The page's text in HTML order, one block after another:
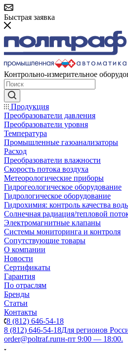
Быстрая заявка
Контрольно-измерительное
Продукция
Преобразователи давления
Преобразователи уровня
Температура
Промышленные газоанализаторы
Расход
Преобразователи влажности
Скорость потока воздуха
Метеорологические приборы
Гидрогеологическое оборудование
Гидрологическое оборудование
Гидрохимия: контроль качества
Солнечная радиация/тепловой
Электромагнитные клапаны
Системы мониторинга и контроля
Сопутствующие товары
О компании
Новости
Сертификаты
Гарантия
По отраслям
Бренды
Статьи
Контакты
8 (812) 646-54-18
8 (812) 646-54-18Для регионов
order@poltraf.ruпн-пт 9:00 — 18:00.